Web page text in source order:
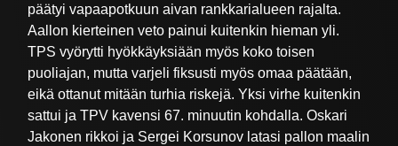
päätyi vapaapotkuun aivan rankkarialueen rajalta.
Aallon kierteinen veto painui kuitenkin hieman yli.
TPS vyörytti hyökkäyksiään myös koko toisen
puoliajan, mutta varjeli fiksusti myös omaa päätään,
eikä ottanut mitään turhia riskejä. Yksi virhe kuitenkin
sattui ja TPV kavensi 67. minuutin kohdalla. Oskari
Jakonen rikkoi ja Sergei Korsunov latasi pallon maalin